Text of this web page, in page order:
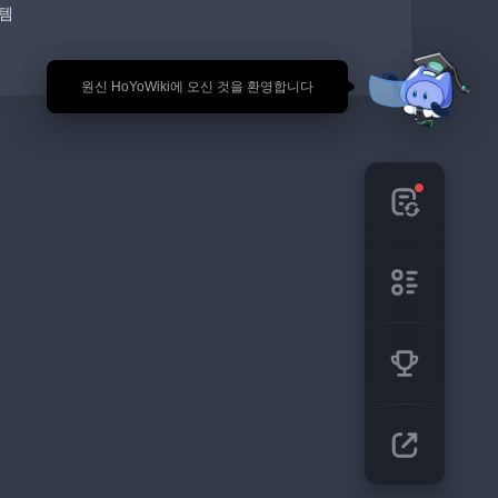
🎉 원신 HoYoWiki에 오신 것을 환영합니다